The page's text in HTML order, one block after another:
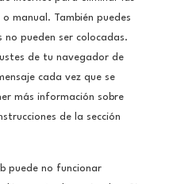
manual. También puedes
no pueden ser colocadas.
de tu navegador de
cada vez que se
más información sobre
de la sección
puede no funcionar